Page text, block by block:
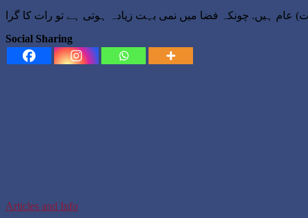
Social Sharing
Articles and Info